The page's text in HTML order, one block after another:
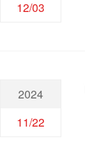
12/03
2024
11/22